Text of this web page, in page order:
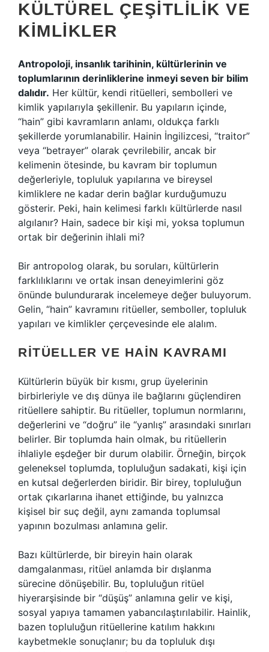
KÜLTÜREL ÇEŞITLILIK VE
KIMLIKLER
Antropoloji, insanlık tarihinin, kültürlerinin ve
toplumlarının derinliklerine inmeyi seven bir bilim
dalıdır. Her kültür, kendi ritüelleri, sembolleri ve
kimlik yapılarıyla şekillenir. Bu yapıların içinde,
“hain” gibi kavramların anlamı, oldukça farklı
şekillerde yorumlanabilir. Hainin İngilizcesi, “traitor”
veya “betrayer” olarak çevrilebilir, ancak bir
kelimenin ötesinde, bu kavram bir toplumun
değerleriyle, topluluk yapılarına ve bireysel
kimliklere ne kadar derin bağlar kurduğumuzu
gösterir. Peki, hain kelimesi farklı kültürlerde nasıl
algılanır? Hain, sadece bir kişi mi, yoksa toplumun
ortak bir değerinin ihlali mi?
Bir antropolog olarak, bu soruları, kültürlerin
farklılıklarını ve ortak insan deneyimlerini göz
önünde bulundurarak incelemeye değer buluyorum.
Gelin, “hain” kavramını ritüeller, semboller, topluluk
yapıları ve kimlikler çerçevesinde ele alalım.
RITÜELLER VE HAIN KAVRAMI
Kültürlerin büyük bir kısmı, grup üyelerinin
birbirleriyle ve dış dünya ile bağlarını güçlendiren
ritüellere sahiptir. Bu ritüeller, toplumun normlarını,
değerlerini ve “doğru” ile “yanlış” arasındaki sınırları
belirler. Bir toplumda hain olmak, bu ritüellerin
ihlaliyle eşdeğer bir durum olabilir. Örneğin, birçok
geleneksel toplumda, topluluğun sadakati, kişi için
en kutsal değerlerden biridir. Bir birey, topluluğun
ortak çıkarlarına ihanet ettiğinde, bu yalnızca
kişisel bir suç değil, aynı zamanda toplumsal
yapının bozulması anlamına gelir.
Bazı kültürlerde, bir bireyin hain olarak
damgalanması, ritüel anlamda bir dışlanma
sürecine dönüşebilir. Bu, topluluğun ritüel
hiyerarşisinde bir “düşüş” anlamına gelir ve kişi,
sosyal yapıya tamamen yabancılaştırılabilir. Hainlik,
bazen topluluğun ritüellerine katılım hakkını
kaybetmekle sonuçlanır; bu da topluluk dışı